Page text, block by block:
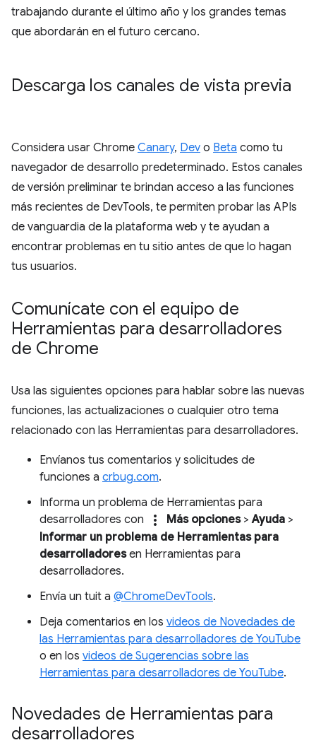
trabajando durante el último año y los grandes temas
que abordarán en el futuro cercano.
Descarga los canales de vista previa
Considera usar Chrome Canary, Dev o Beta como tu
navegador de desarrollo predeterminado. Estos canales
de versión preliminar te brindan acceso a las funciones
más recientes de DevTools, te permiten probar las APIs
de vanguardia de la plataforma web y te ayudan a
encontrar problemas en tu sitio antes de que lo hagan
tus usuarios.
Comunícate con el equipo de
Herramientas para desarrolladores
de Chrome
Usa las siguientes opciones para hablar sobre las nuevas
funciones, las actualizaciones o cualquier otro tema
relacionado con las Herramientas para desarrolladores.
Envíanos tus comentarios y solicitudes de
funciones a crbug.com.
Informa un problema de Herramientas para
desarrolladores con
more_vert Más opciones>Ayuda >
Informar un problema de Herramientas para
desarrolladoresen Herramientas para
desarrolladores.
Envía un tuit a @ChromeDevTools.
Deja comentarios en los videos de Novedades de
las Herramientas para desarrolladores de YouTube
o en los videos de Sugerencias sobre las
Herramientas para desarrolladores de YouTube.
Novedades de Herramientas para
desarrolladores